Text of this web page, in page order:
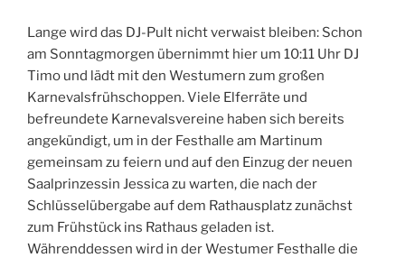
Lange wird das DJ-Pult nicht verwaist bleiben: Schon
am Sonntagmorgen übernimmt hier um 10:11 Uhr DJ
Timo und lädt mit den Westumern zum großen
Karnevalsfrühschoppen. Viele Elferräte und
befreundete Karnevalsvereine haben sich bereits
angekündigt, um in der Festhalle am Martinum
gemeinsam zu feiern und auf den Einzug der neuen
Saalprinzessin Jessica zu warten, die nach der
Schlüsselübergabe auf dem Rathausplatz zunächst
zum Frühstück ins Rathaus geladen ist.
Währenddessen wird in der Westumer Festhalle die